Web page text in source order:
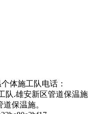
体施工队电话：
队.雄安新区管道保温施
保温施。